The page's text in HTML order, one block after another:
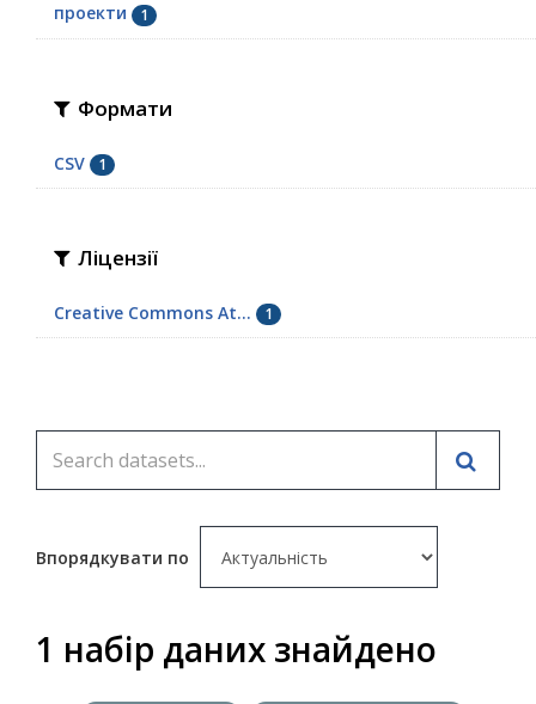
проекти 1
Формати
CSV 1
Ліцензії
Creative Commons At... 1
Впорядкувати по
1 набір даних знайдено